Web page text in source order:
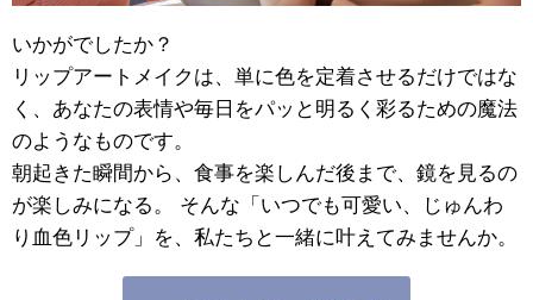
いかがでしたか？
リップアートメイクは、単に色を定着させるだけではな
く、あなたの表情や毎日をパッと明るく彩るための魔法
のようなものです。
朝起きた瞬間から、食事を楽しんだ後まで、鏡を見るの
が楽しみになる。 そんな「いつでも可愛い、じゅんわ
り血色リップ」を、私たちと一緒に叶えてみませんか。